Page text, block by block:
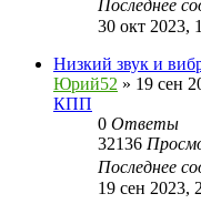
Последнее
30 окт 2023,
Низкий звук и
Юрий52 » 19 сен
КПП
0 Ответы
32136
Последнее
19 сен 2023,